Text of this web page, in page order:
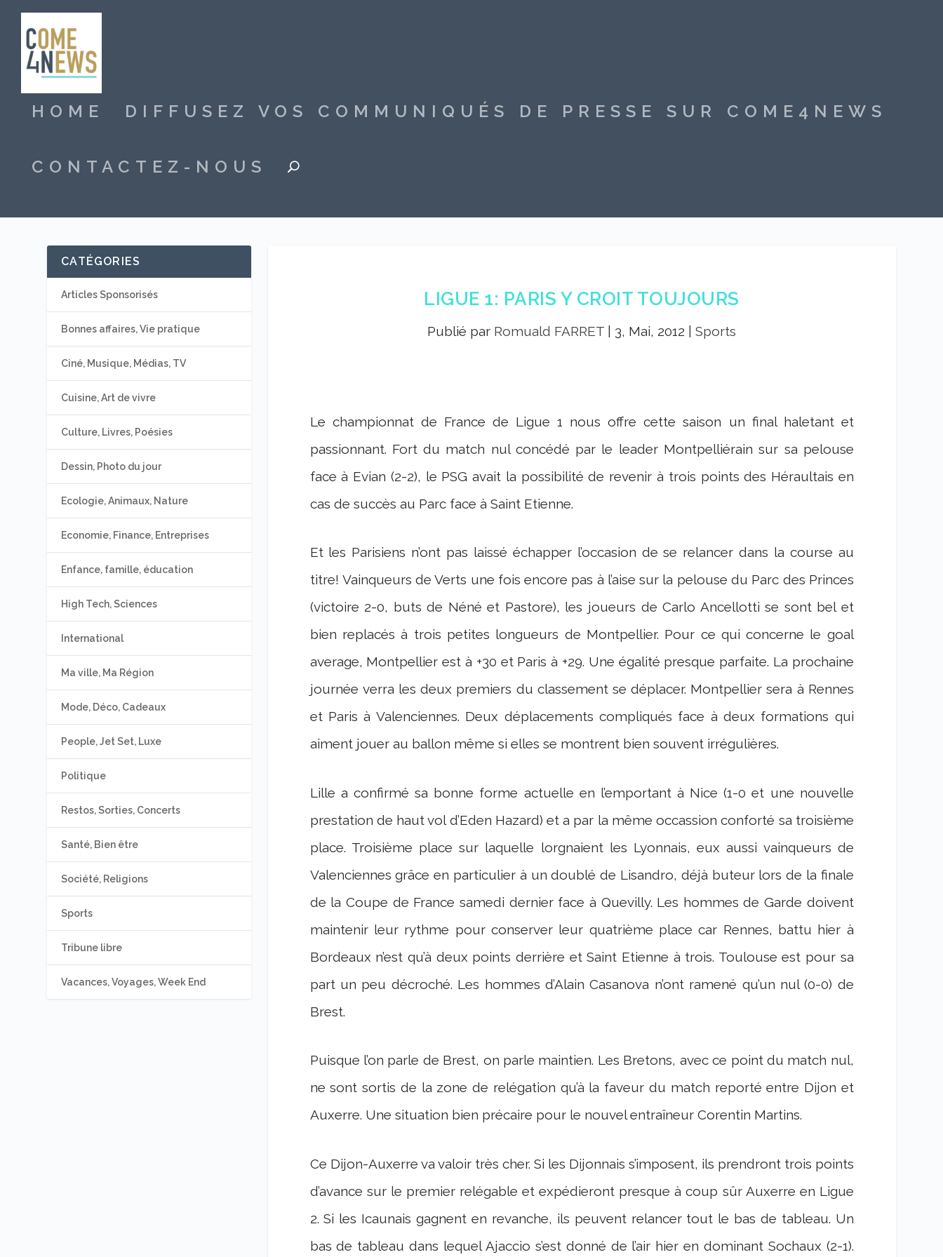
HOME DIFFUSEZ VOS COMMUNIQUÉS DE PRESSE SUR COME4NEWS
CONTACTEZ-NOUS
LIGUE 1: PARIS Y CROIT TOUJOURS
Publié par Romuald FARRET 3, Mai, 2012 |Sports
Le championnat de France de Ligue 1 nous offre cette saison un final haletant et
passionnant. Fort du match nul concédé par le leader Montpelliérain sur sa pelouse
face à Evian (2-2), le PSG avait la possibilité de revenir à trois points des Héraultais en
cas de succès au Parc face à Saint Etienne.
Et les Parisiens n’ont pas laissé échapper l’occasion de se relancer dans la course au
titre! Vainqueurs de Verts une fois encore pas à l’aise sur la pelouse du Parc des Princes
(victoire 2-0, buts de Néné et Pastore), les joueurs de Carlo Ancellotti se sont bel et
bien replacés à trois petites longueurs de Montpellier. Pour ce qui concerne le goal
average, Montpellier est à +30 et Paris à +29. Une égalité presque parfaite. La prochaine
journée verra les deux premiers du classement se déplacer. Montpellier sera à Rennes
et Paris à Valenciennes. Deux déplacements compliqués face à deux formations qui
aiment jouer au ballon même si elles se montrent bien souvent irrégulières.
Lille a confirmé sa bonne forme actuelle en l’emportant à Nice (1-0 et une nouvelle
prestation de haut vol d’Eden Hazard) et a par la même occassion conforté sa troisième
place. Troisième place sur laquelle lorgnaient les Lyonnais, eux aussi vainqueurs de
Valenciennes grâce en particulier à un doublé de Lisandro, déjà buteur lors de la finale
de la Coupe de France samedi dernier face à Quevilly. Les hommes de Garde doivent
maintenir leur rythme pour conserver leur quatrième place car Rennes, battu hier à
Bordeaux n’est qu’à deux points derrière et Saint Etienne à trois. Toulouse est pour sa
part un peu décroché. Les hommes d’Alain Casanova n’ont ramené qu’un nul (0-0) de
Brest.
Puisque l’on parle de Brest, on parle maintien. Les Bretons, avec ce point du match nul,
ne sont sortis de la zone de relégation qu’à la faveur du match reporté entre Dijon et
Auxerre. Une situation bien précaire pour le nouvel entraîneur Corentin Martins.
Ce Dijon-Auxerre va valoir très cher. Si les Dijonnais s’imposent, ils prendront trois points
d’avance sur le premier relégable et expédieront presque à coup sûr Auxerre en Ligue
2. Si les Icaunais gagnent en revanche, ils peuvent relancer tout le bas de tableau. Un
bas de tableau dans lequel Ajaccio s’est donné de l’air hier en dominant Sochaux (2-1).
CATÉGORIES
Articles Sponsorisés
Bonnes affaires, Vie pratique
Ciné, Musique, Médias, TV
Cuisine, Art de vivre
Culture, Livres, Poésies
Dessin, Photo du jour
Ecologie, Animaux, Nature
Economie, Finance, Entreprises
Enfance, famille, éducation
High Tech, Sciences
International
Ma ville, Ma Région
Mode, Déco, Cadeaux
People, Jet Set, Luxe
Politique
Restos, Sorties, Concerts
Santé, Bien être
Société, Religions
Sports
Tribune libre
Vacances, Voyages, Week End